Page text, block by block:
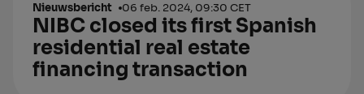
Nieuwsbericht 06 feb. 2024, 09:30 CET
NIBC closed its first Spanish
residential real estate
financing transaction